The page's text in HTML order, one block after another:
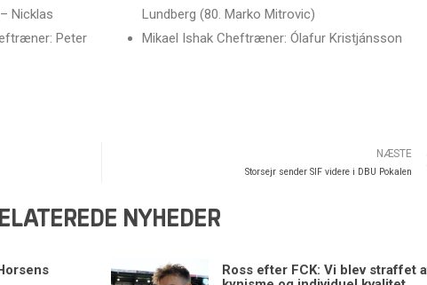
Nicklas
Peter
Lundberg (80. Marko Mitrovic)
Mikael Ishak Cheftræner: Ólafur Kristjánsson
NÆSTE
Storsejr sender SIF videre i DBU Pokalen
NYHEDER
Ross efter FCK: Vi blev straffet